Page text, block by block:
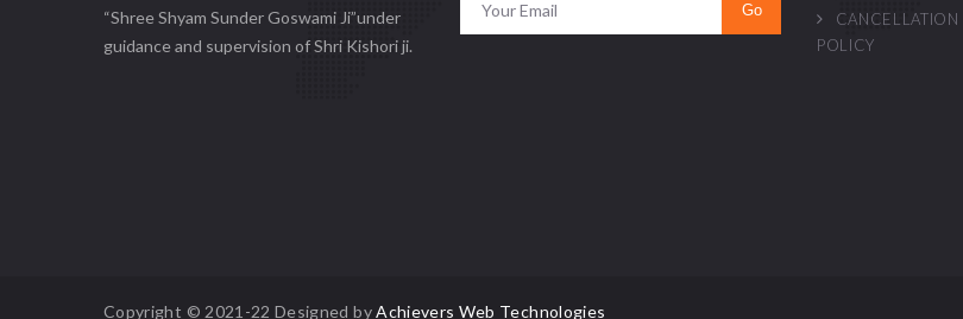
“Shree Shyam Sunder Goswami Ji”under
guidance and supervision of Shri Kishori ji.
CANCELLATION
POLICY
Copyright © 2021-22 Designed byAchievers Web Technologies